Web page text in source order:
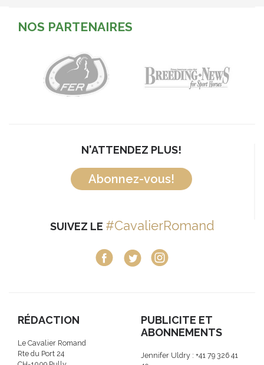
NOS PARTENAIRES
N'ATTENDEZ PLUS!
Abonnez-vous!
SUIVEZ LE #CavalierRomand
RÉDACTION
Le Cavalier Romand
Rte du Port 24
PUBLICITE ET
ABONNEMENTS
Jennifer Uldry : +41 79 326 41